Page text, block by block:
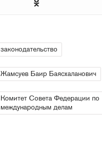
законодательство
Жамсуев Баир Баясхаланович
Комитет Совета Федерации по
международным делам